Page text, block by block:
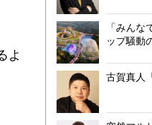
よ
「みんな
ップ騒動
古賀真人